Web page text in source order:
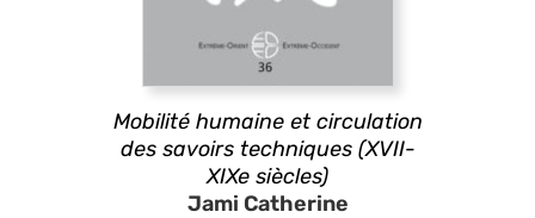
Mobilité humaine et circulation
des savoirs techniques (XVII-
XIXe siècles)
Jami Catherine